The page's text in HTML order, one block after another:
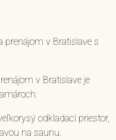
prenájom v Bratislave s
v Bratislave je
odkladací priestor,
na saunu.